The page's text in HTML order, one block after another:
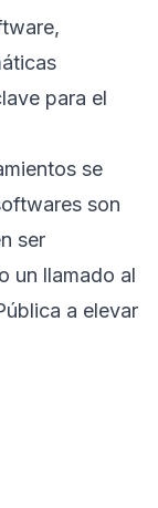
para el
se
son
ser
un llamado al
a elevar